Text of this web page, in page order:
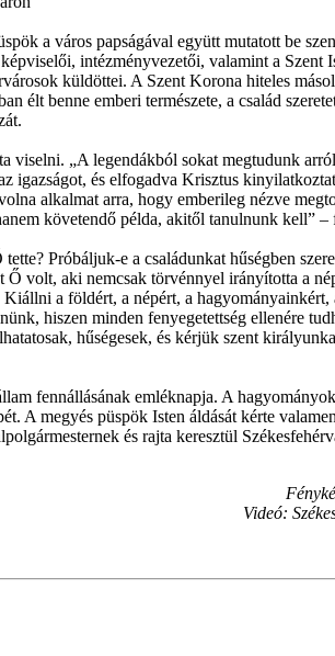
a város papságával együtt mutatott be
intézményvezetői, valamint a Szent
küldöttei. A Szent Korona hiteles
élt benne emberi természete, a család
viselni. „A legendákból sokat megtudunk
igazságot, és elfogadva Krisztus
alkalmat arra, hogy emberileg nézve
követendő példa, akitől tanulnunk kell” –
Próbáljuk-e a családunkat hűségben
volt, aki nemcsak törvénnyel irányította a
a földért, a népért, a
hiszen minden fenyegetettség ellenére
hűségesek, és kérjük szent
fennállásának emléknapja. A
A megyés püspök Isten áldását kérte
és rajta keresztül
Videó: